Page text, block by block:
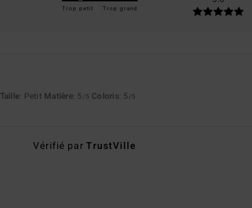
Trop petit Trop grand
Taille: Petit Matière: 5 /5 Coloris: 5 /5
Vérifié parTrustVille